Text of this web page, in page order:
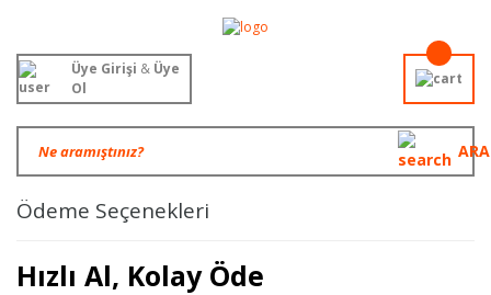
ARA
Üye Girişi &Üye
Ol
Ödeme Seçenekleri
Hızlı Al, Kolay Öde